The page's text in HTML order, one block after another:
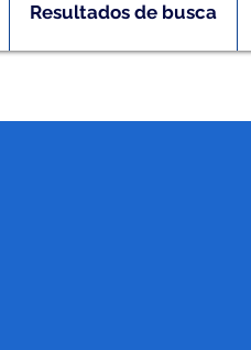
Resultados de busca